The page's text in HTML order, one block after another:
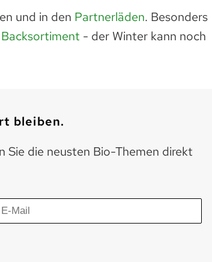
und in den Partnerläden. Besonders
- der Winter kann noch
bleiben.
die neusten Bio-Themen direkt